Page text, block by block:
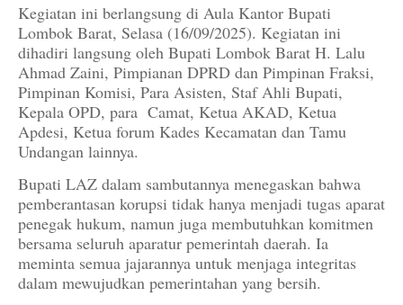
Kegiatan ini berlangsung di Aula Kantor Bupati
Lombok Barat, Selasa (16/09/2025). Kegiatan ini
dihadiri langsung oleh Bupati Lombok Barat H. Lalu
Ahmad Zaini, Pimpianan DPRD dan Pimpinan Fraksi,
Pimpinan Komisi, Para Asisten, Staf Ahli Bupati,
Kepala OPD, para Camat, Ketua AKAD, Ketua
Apdesi, Ketua forum Kades Kecamatan dan Tamu
Undangan lainnya.
Bupati LAZ dalam sambutannya menegaskan bahwa
pemberantasan korupsi tidak hanya menjadi tugas aparat
penegak hukum, namun juga membutuhkan komitmen
bersama seluruh aparatur pemerintah daerah. Ia
meminta semua jajarannya untuk menjaga integritas
dalam mewujudkan pemerintahan yang bersih.